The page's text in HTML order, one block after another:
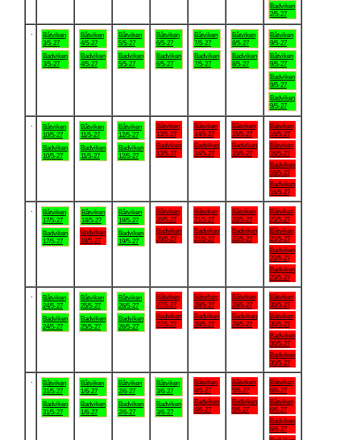
Badviken
2/5-27
Båtviken
3/5-27
Badviken
3/5-27
Båtviken
4/5-27
Badviken
4/5-27
Båtviken
5/5-27
Badviken
5/5-27
Båtviken
6/5-27
Badviken
6/5-27
Båtviken
7/5-27
Badviken
7/5-27
Båtviken
8/5-27
Badviken
8/5-27
Båtviken
9/5-27
Båtviken
9/5-27
Badviken
9/5-27
Badviken
9/5-27
Båtviken
10/5-27
Badviken
10/5-27
Båtviken
11/5-27
Badviken
11/5-27
Båtviken
12/5-27
Badviken
12/5-27
Båtviken
13/5-27
Badviken
13/5-27
Båtviken
14/5-27
Badviken
14/5-27
Båtviken
15/5-27
Badviken
15/5-27
Båtviken
16/5-27
Båtviken
16/5-27
Badviken
16/5-27
Badviken
16/5-27
Båtviken
17/5-27
Badviken
17/5-27
Båtviken
18/5-27
Badviken
18/5-27
Båtviken
19/5-27
Badviken
19/5-27
Båtviken
20/5-27
Badviken
20/5-27
Båtviken
21/5-27
Badviken
21/5-27
Båtviken
22/5-27
Badviken
22/5-27
Båtviken
23/5-27
Båtviken
23/5-27
Badviken
23/5-27
Badviken
23/5-27
Båtviken
24/5-27
Badviken
24/5-27
Båtviken
25/5-27
Badviken
25/5-27
Båtviken
26/5-27
Badviken
26/5-27
Båtviken
27/5-27
Badviken
27/5-27
Båtviken
28/5-27
Badviken
28/5-27
Båtviken
29/5-27
Badviken
29/5-27
Båtviken
30/5-27
Båtviken
30/5-27
Badviken
30/5-27
Badviken
30/5-27
Båtviken
31/5-27
Badviken
31/5-27
Båtviken
1/6-27
Badviken
1/6-27
Båtviken
2/6-27
Badviken
2/6-27
Båtviken
3/6-27
Badviken
3/6-27
Båtviken
4/6-27
Badviken
4/6-27
Båtviken
5/6-27
Badviken
5/6-27
Båtviken
6/6-27
Båtviken
6/6-27
Badviken
6/6-27